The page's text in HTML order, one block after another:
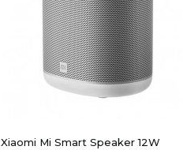
Xiaomi Mi Smart Speaker 12W